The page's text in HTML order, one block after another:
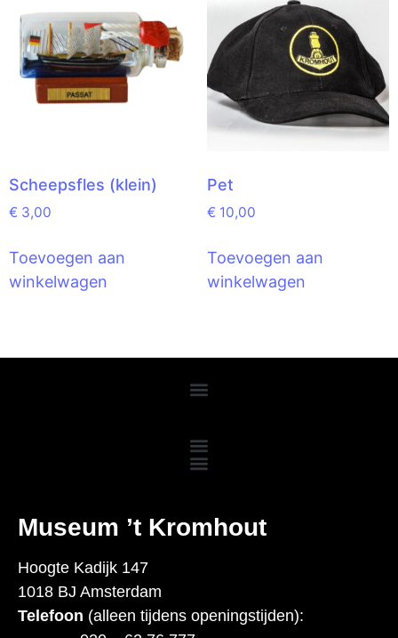
Scheepsfles (klein)
€ 3,00
Toevoegen aan
winkelwagen
Pet
€ 10,00
Toevoegen aan
winkelwagen
Museum ’t Kromhout
Hoogte Kadijk 147
1018 BJ Amsterdam
Telefoon (alleen tijdens openingstijden):